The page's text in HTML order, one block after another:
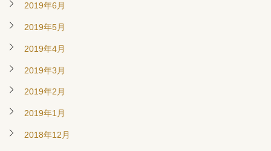
2019年6月
2019年5月
2019年4月
2019年3月
2019年2月
2019年1月
2018年12月